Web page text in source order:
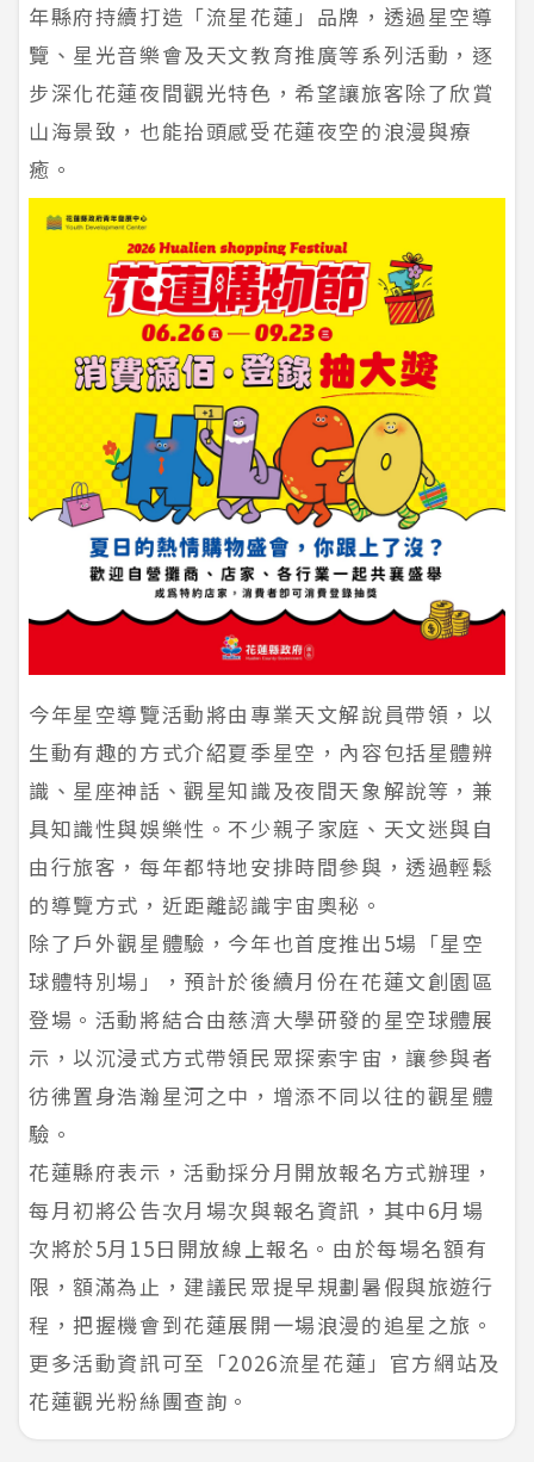
年縣府持續打造「流星花蓮」品牌，透過星空導
覽、星光音樂會及天文教育推廣等系列活動，逐
步深化花蓮夜間觀光特色，希望讓旅客除了欣賞
山海景致，也能抬頭感受花蓮夜空的浪漫與療
癒。
今年星空導覽活動將由專業天文解說員帶領，以
生動有趣的方式介紹夏季星空，內容包括星體辨
識、星座神話、觀星知識及夜間天象解說等，兼
具知識性與娛樂性。不少親子家庭、天文迷與自
由行旅客，每年都特地安排時間參與，透過輕鬆
的導覽方式，近距離認識宇宙奧秘。
除了戶外觀星體驗，今年也首度推出5場「星空
球體特別場」，預計於後續月份在花蓮文創園區
登場。活動將結合由慈濟大學研發的星空球體展
示，以沉浸式方式帶領民眾探索宇宙，讓參與者
彷彿置身浩瀚星河之中，增添不同以往的觀星體
驗。
花蓮縣府表示，活動採分月開放報名方式辦理，
每月初將公告次月場次與報名資訊，其中6月場
次將於5月15日開放線上報名。由於每場名額有
限，額滿為止，建議民眾提早規劃暑假與旅遊行
程，把握機會到花蓮展開一場浪漫的追星之旅。
更多活動資訊可至「2026流星花蓮」官方網站及
花蓮觀光粉絲團查詢。